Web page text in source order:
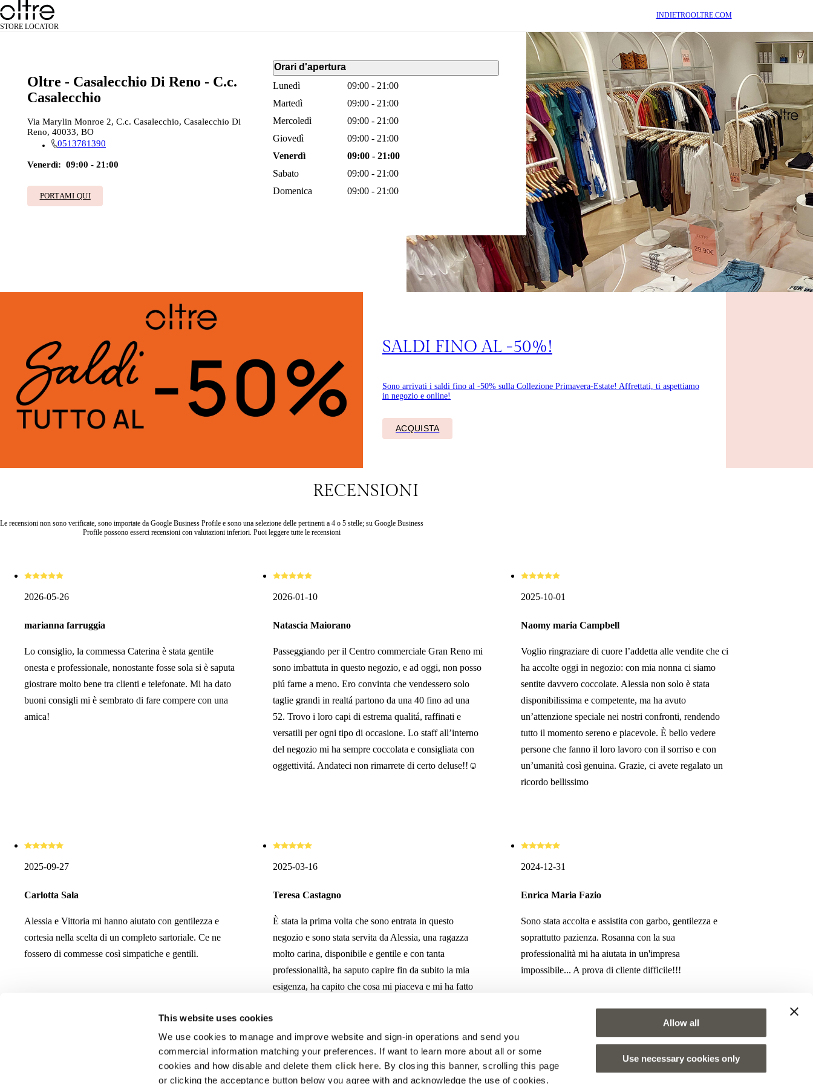
This website uses cookies
We use cookies to manage and improve website and sign-in operations and send you
commercial information matching your preferences. If want to learn more about all or some
cookies and how disable and delete themclick here. By closing this banner, scrolling this page
or clicking the acceptance button below you agree with and acknowledge the use of cookies.
Allow all
Use necessary cookies only
STORE LOCATOR
INDIETROOLTRE.COM
Oltre - Casalecchio Di Reno - C.c.
Casalecchio
Via Marylin Monroe 2, C.c. Casalecchio, Casalecchio Di
Reno, 40033, BO
0513781390
Venerdì: 09:00 - 21:00
PORTAMI QUI
Orari d'apertura
Lunedì
09:00 - 21:00
Martedì
09:00 - 21:00
Mercoledì
09:00 - 21:00
Giovedì
09:00 - 21:00
Venerdì
09:00 - 21:00
Sabato
09:00 - 21:00
Domenica
09:00 - 21:00
SALDI FINO AL -50%!
Sono arrivati i saldi fino al -50% sulla Collezione Primavera-Estate! Affrettati, ti aspettiamo
in negozio e online!
ACQUISTA
RECENSIONI
Le recensioni non sono verificate, sono importate da Google Business Profile e sono una selezione delle pertinenti a 4 o 5 stelle; su Google Business
Profile possono esserci recensioni con valutazioni inferiori. Puoi leggere tutte le recensioni
2026-05-26
marianna farruggia
Lo consiglio, la commessa Caterina è stata gentile
onesta e professionale, nonostante fosse sola si è saputa
giostrare molto bene tra clienti e telefonate. Mi ha dato
buoni consigli mi è sembrato di fare compere con una
amica!
2026-01-10
Natascia Maiorano
Passeggiando per il Centro commerciale Gran Reno mi
sono imbattuta in questo negozio, e ad oggi, non posso
piú farne a meno. Ero convinta che vendessero solo
taglie grandi in realtá partono da una 40 fino ad una
52. Trovo i loro capi di estrema qualitá, raffinati e
versatili per ogni tipo di occasione. Lo staff all’interno
del negozio mi ha sempre coccolata e consigliata con
oggettivitá. Andateci non rimarrete di certo deluse!!☺️
2025-10-01
Naomy maria Campbell
Voglio ringraziare di cuore l’addetta alle vendite che ci
ha accolte oggi in negozio: con mia nonna ci siamo
sentite davvero coccolate. Alessia non solo è stata
disponibilissima e competente, ma ha avuto
un’attenzione speciale nei nostri confronti, rendendo
tutto il momento sereno e piacevole. È bello vedere
persone che fanno il loro lavoro con il sorriso e con
un’umanità così genuina. Grazie, ci avete regalato un
ricordo bellissimo
2025-09-27
Carlotta Sala
Alessia e Vittoria mi hanno aiutato con gentilezza e
cortesia nella scelta di un completo sartoriale. Ce ne
fossero di commesse così simpatiche e gentili.
2025-03-16
Teresa Castagno
È stata la prima volta che sono entrata in questo
negozio e sono stata servita da Alessia, una ragazza
molto carina, disponibile e gentile e con tanta
professionalità, ha saputo capire fin da subito la mia
esigenza, ha capito che cosa mi piaceva e mi ha fatto
sono uscita con ciò che mi piaceva e che mi ero
prefissata di mettere per questo evento speciale.
2024-12-31
Enrica Maria Fazio
Sono stata accolta e assistita con garbo, gentilezza e
soprattutto pazienza. Rosanna con la sua
professionalità mi ha aiutata in un'impresa
impossibile... A prova di cliente difficile!!!